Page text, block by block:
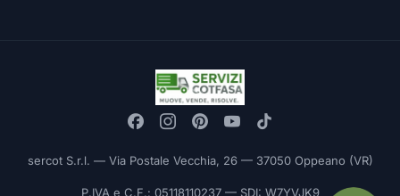
sercot S.r.l. — Via Postale Vecchia, 26 — 37050 Oppeano (VR)
P.IVA e C.F.: 05118110237 — SDI: W7YVJK9